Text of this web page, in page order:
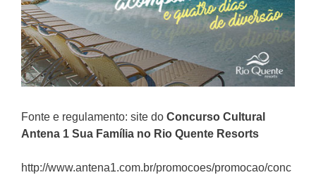
Fonte e regulamento: site do Concurso Cultural
Antena 1 Sua Família no Rio Quente Resorts
http://www.antena1.com.br/promocoes/promocao/conc